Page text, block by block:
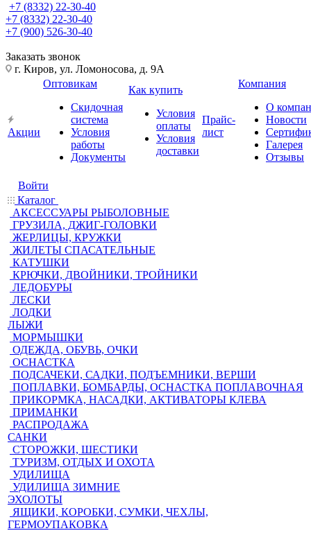
+7 (8332) 22-30-40
+7 (8332) 22-30-40
+7 (900) 526-30-40
Заказать звонок
г. Киров, ул. Ломоносова, д. 9А
Акции
Оптовикам
Скидочная
система
Условия
работы
Документы
Как купить
Условия
оплаты
Условия
доставки
Прайс-
лист
Компания
О
Новости
Галерея
Отзывы
Войти
Каталог
АКСЕССУАРЫ РЫБОЛОВНЫЕ
ГРУЗИЛА, ДЖИГ-ГОЛОВКИ
ЖЕРЛИЦЫ, КРУЖКИ
ЖИЛЕТЫ СПАСАТЕЛЬНЫЕ
КАТУШКИ
КРЮЧКИ, ДВОЙНИКИ, ТРОЙНИКИ
ЛЕДОБУРЫ
ЛЕСКИ
ЛОДКИ
ЛЫЖИ
МОРМЫШКИ
ОДЕЖДА, ОБУВЬ, ОЧКИ
ОСНАСТКА
ПОДСАЧЕКИ, САДКИ, ПОДЪЕМНИКИ, ВЕРШИ
ПОПЛАВКИ, БОМБАРДЫ, ОСНАСТКА ПОПЛАВОЧНАЯ
ПРИКОРМКА, НАСАДКИ, АКТИВАТОРЫ КЛЕВА
ПРИМАНКИ
РАСПРОДАЖА
САНКИ
СТОРОЖКИ, ШЕСТИКИ
ТУРИЗМ, ОТДЫХ И ОХОТА
УДИЛИЩА
УДИЛИЩА ЗИМНИЕ
ЭХОЛОТЫ
ЯЩИКИ, КОРОБКИ, СУМКИ, ЧЕХЛЫ,
ГЕРМОУПАКОВКА